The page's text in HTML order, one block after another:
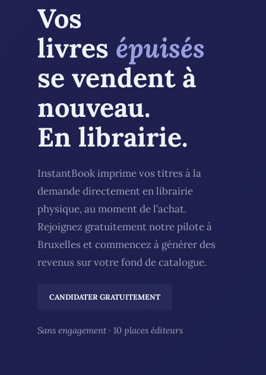
Vos
livres épuisés
se vendent à
nouveau.
En librairie.
InstantBook imprime vos titres à la
demande directement en librairie
physique, au moment de l’achat.
Rejoignez gratuitement notre pilote à
Bruxelles et commencez à générer des
revenus sur votre fond de catalogue.
CANDIDATER GRATUITEMENT
Sans engagement · 10 places éditeurs